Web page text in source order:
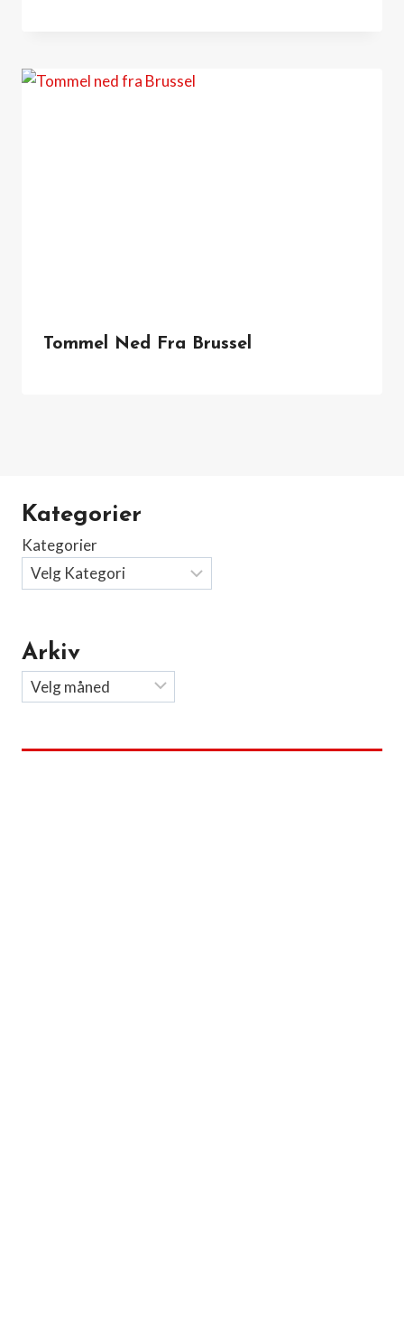
Tommel Ned Fra Brussel
Kategorier
Kategorier
Arkiv
Arkiv